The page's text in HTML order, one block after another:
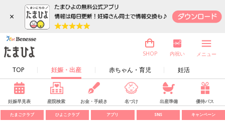
×
TOP 妊娠・出産 赤ちゃん・育児 妊活
SHOP 内祝い メニュー
妊娠早見表 産院検索 お金・手続き 名づけ 出産準備 優待パス
たまごクラブ ひよこクラブ アプリ SNS キャンペーン